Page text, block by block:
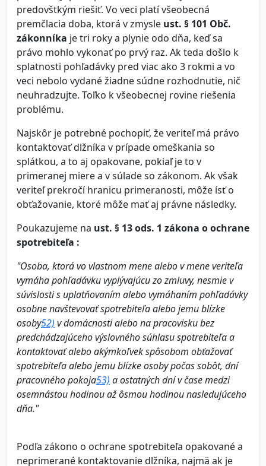
predovštkým riešiť. Vo veci platí všeobecná
premčlacia doba, ktorá v zmysle ust. § 101 Obč.
zákonníka je tri roky a plynie odo dňa, keď sa
právo mohlo vykonať po prvý raz. Ak teda došlo k
splatnosti pohľadávky pred viac ako 3 rokmi a vo
veci nebolo vydané žiadne súdne rozhodnutie, nič
neuhradzujte. Toľko k všeobecnej rovine riešenia
problému.
Najskôr je potrebné pochopiť, že veriteľ má právo
kontaktovať dlžníka v prípade omeškania so
splátkou, a to aj opakovane, pokiaľ je to v
primeranej miere a v súlade so zákonom. Ak však
veriteľ prekročí hranicu primeranosti, môže ísť o
obťažovanie, ktoré môže mať aj právne následky.
Poukazujeme na ust. § 13 ods. 1 zákona o ochrane
spotrebiteľa :
"Osoba, ktorá vo vlastnom mene alebo v mene veriteľa
vymáha pohľadávku vyplývajúcu zo zmluvy, nesmie v
súvislosti s uplatňovaním alebo vymáhaním pohľadávky
osobne navštevovať spotrebiteľa alebo jemu blízke
osoby52) v domácnosti alebo na pracovisku bez
predchádzajúceho výslovného súhlasu spotrebiteľa a
kontaktovať alebo akýmkoľvek spôsobom obťažovať
spotrebiteľa alebo jemu blízke osoby počas sobôt, dní
pracovného pokoja53) a ostatných dní v čase medzi
osemnástou hodinou až ôsmou hodinou nasledujúceho
dňa."
Podľa zákono o ochrane spotrebiteľa opakované a
neprimerané kontaktovanie dlžníka, najmä ak je